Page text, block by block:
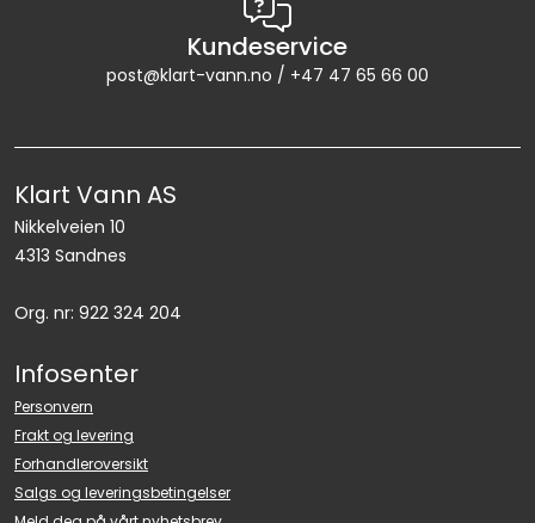
Kundeservice
post@klart-vann.no / +47 47 65 66 00
Klart Vann AS
Nikkelveien 10
4313 Sandnes
Org. nr: 922 324 204
Infosenter
Personvern
Frakt og levering
Forhandleroversikt
Salgs og leveringsbetingelser